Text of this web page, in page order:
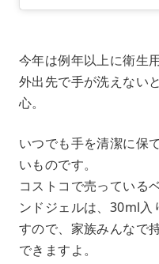
今年は例年以上に衛生
外出先で手が洗えない
心。
いつでも手を清潔に保
いものです。
コストコで売っている
ンドジェルは、30ml入
すので、家族みんなで
できますよ。